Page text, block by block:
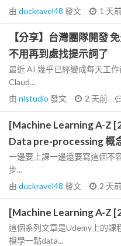
由 duckravel48 發文 1 天
【分享】台灣團隊開發
不用再到處找提示詞了
最近 AI 幾乎已經變成每天工
Claud...
由 nlstudio 發文 2 天前
[Machine Learning A-Z
Data pre-processing 概
一邊要上課一邊還要寫這個不
步...
由 duckravel48 發文 2 天
[Machine Learning A-Z
這個系列文章是Udemy上的課
檔學一點data...